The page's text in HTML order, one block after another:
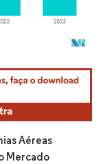
conforme CC BY 4.0.
Aéreas
Mercado